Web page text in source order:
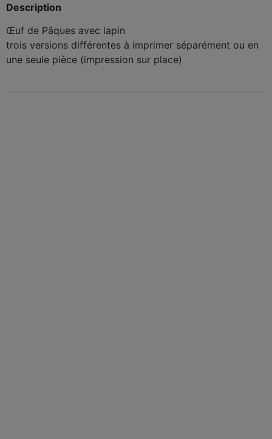
Description
Œuf de Pâques avec lapin
trois versions différentes à imprimer séparément ou en
une seule pièce (impression sur place)